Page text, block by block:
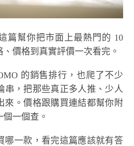
篇幫你把市面上最熱門的 10
價格到真實評價一次看完。
的銷售排行，也爬了不少
串，把那些真正多人推、少人
來。價格跟購買連結都幫你附
一個查。
哪一款，看完這篇應該就有答